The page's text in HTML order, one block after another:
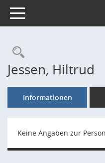
Toggle navigation
Jessen, Hiltrud
Informationen
Keine Angaben zur